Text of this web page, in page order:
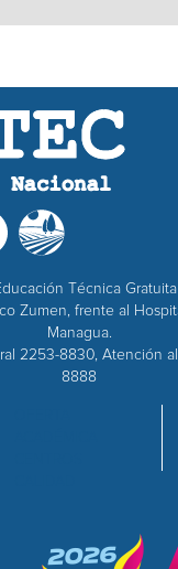
Técnica
Zumen, frente al
Managua.
2253-8830, Atención
8888